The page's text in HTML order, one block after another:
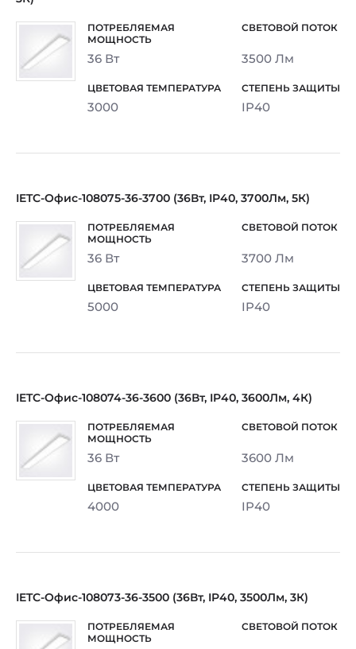
36 Вт 3500 Лм
3000 IP40
IETC-Офис-108075-36-3700 (36Вт, IP40, 3700Лм, 5К)
36 Вт 3700 Лм
5000 IP40
IETC-Офис-108074-36-3600 (36Вт, IP40, 3600Лм, 4К)
36 Вт 3600 Лм
4000 IP40
IETC-Офис-108073-36-3500 (36Вт, IP40, 3500Лм, 3К)